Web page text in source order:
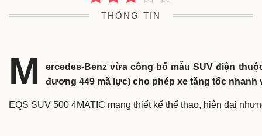
THÔNG TIN
M
ercedes-Benz vừa công bố mẫu SUV điện
đương 449 mã lực) cho phép xe tăng tốc nhanh
EQS SUV 500 4MATIC mang thiết kế thể thao, hiện đại